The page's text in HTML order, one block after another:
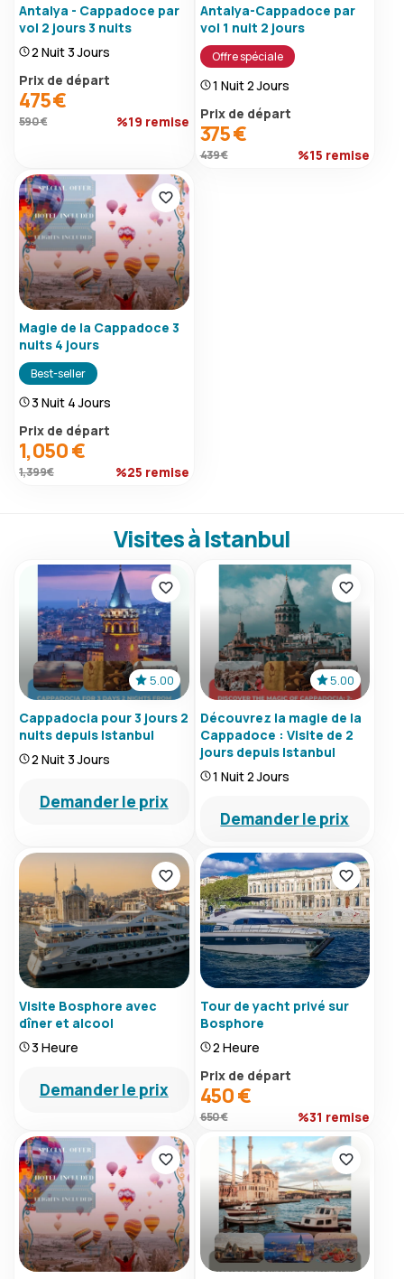
Antalya - Cappadoce par
vol 2 jours 3 nuits
2 Nuit 3 Jours
Prix ​​de départ
475 €
590 € %19 remise
Antalya-Cappadoce par
vol 1 nuit 2 jours
Offre spéciale
1 Nuit 2 Jours
Prix ​​de départ
375 €
439 € %15 remise
Magie de la Cappadoce 3
nuits 4 jours
Best-seller
3 Nuit 4 Jours
Prix ​​de départ
1,050 €
1,399 € %25 remise
Visites à Istanbul
5.00
Cappadocia pour 3 jours 2
nuits depuis Istanbul
2 Nuit 3 Jours
Demander le prix
5.00
Découvrez la magie de la
Cappadoce : Visite de 2
jours depuis Istanbul
1 Nuit 2 Jours
Demander le prix
Visite Bosphore avec
dîner et alcool
3 Heure
Demander le prix
Tour de yacht privé sur
Bosphore
2 Heure
Prix ​​de départ
450 €
650 € %31 remise